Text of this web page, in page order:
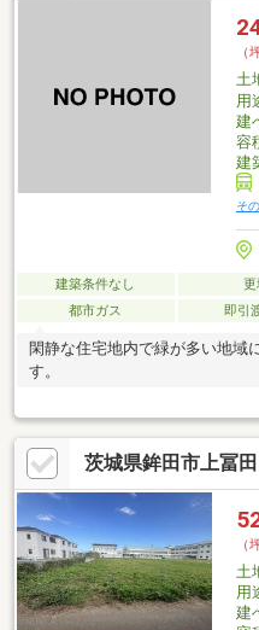
（
土
用
建
容
建
そ
建築条件なし
都市ガス
即引
閑静な住宅地内で緑が多い地域
す。
茨城県鉾田市上冨
（
土
用
建